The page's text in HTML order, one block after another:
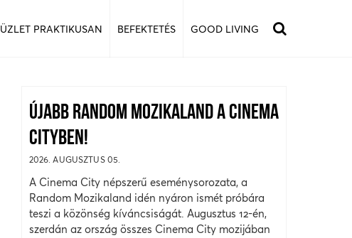
ÜZLET PRAKTIKUSAN BEFEKTETÉS GOOD LIVING
ÚJABB RANDOM MOZIKALAND A CINEMA
CITYBEN!
2026. AUGUSZTUS 05.
A Cinema City népszerű eseménysorozata, a
Random Mozikaland idén nyáron ismét próbára
teszi a közönség kíváncsiságát. Augusztus 12-én,
szerdán az ország összes Cinema City mozijában